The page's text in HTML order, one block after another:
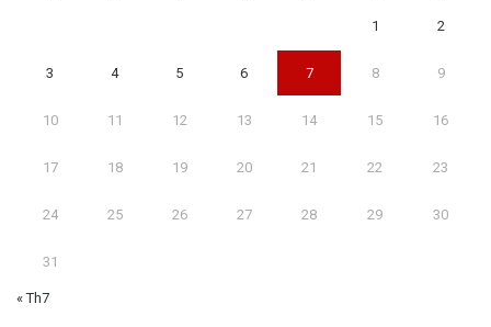
1 2
3 4 5 6 7 8 9
10 11 12 13 14 15 16
17 18 19 20 21 22 23
24 25 26 27 28 29 30
31
« Th7